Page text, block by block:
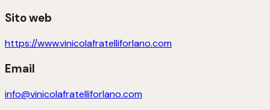
Sito web
https://www.vinicolafratelliforlano.com
Email
info@vinicolafratelliforlano.com